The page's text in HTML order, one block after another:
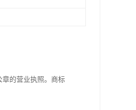
章的营业执照。商标